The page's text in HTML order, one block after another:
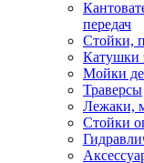
передач
Стойки,
Катушки
Мойки
Траверсы
Лежаки,
Стойки